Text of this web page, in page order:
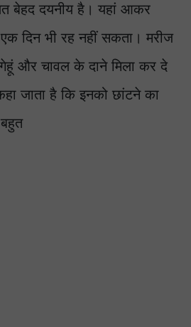
बेहद दयनीय है। यहां आकर
दिन भी रह नहीं सकता। मरीज
और चावल के दाने मिला कर दे
जाता है कि इनको छांटने का